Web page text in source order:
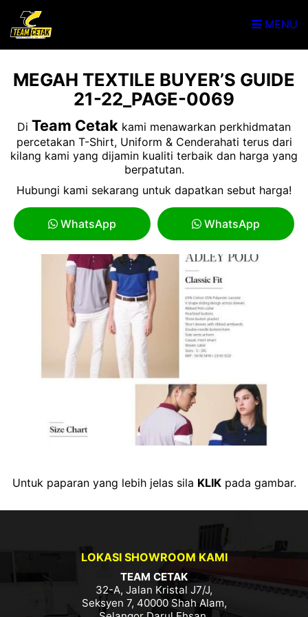
MENU
MEGAH TEXTILE BUYER’S GUIDE
21-22_PAGE-0069
Di Team Cetak kami menawarkan perkhidmatan
percetakan T-Shirt, Uniform & Cenderahati terus dari
kilang kami yang dijamin kualiti terbaik dan harga yang
berpatutan.
Hubungi kami sekarang untuk dapatkan sebut harga!
WhatsApp WhatsApp
Untuk paparan yang lebih jelas sila KLIKpada gambar.
LOKASI SHOWROOM KAMI
TEAM CETAK
32-A, Jalan Kristal J7/J,
Seksyen 7, 40000 Shah Alam,